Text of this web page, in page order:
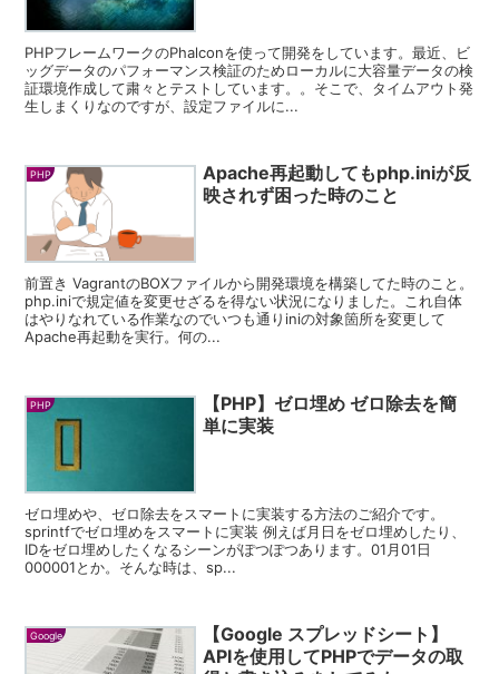
PHPフレームワークのPhalconを使って開発をしています。最近、ビ
ッグデータのパフォーマンス検証のためローカルに大容量データの検
証環境作成して粛々とテストしています。。そこで、タイムアウト発
生しまくりなのですが、設定ファイルに...
PHP
Apache再起動してもphp.iniが反
映されず困った時のこと
前置き VagrantのBOXファイルから開発環境を構築してた時のこと。
php.iniで規定値を変更せざるを得ない状況になりました。これ自体
はやりなれている作業なのでいつも通りiniの対象箇所を変更して
Apache再起動を実行。何の...
PHP
【PHP】ゼロ埋め ゼロ除去を簡
単に実装
ゼロ埋めや、ゼロ除去をスマートに実装する方法のご紹介です。
sprintfでゼロ埋めをスマートに実装 例えば月日をゼロ埋めしたり、
IDをゼロ埋めしたくなるシーンがぽつぽつあります。01月01日
000001とか。そんな時は、sp...
Google
【Google スプレッドシート】
APIを使用してPHPでデータの取